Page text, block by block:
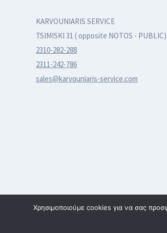
KARVOUNIARIS SERVICE
TSIMISKI 31 ( opposite NOTOS - PUBLIC)
2310-282-288
2311-242-786
sales@karvouniaris-service.com
© 2026 karvouniaris - service | All rights
Χρησιμοποιούμε cookies για να σας